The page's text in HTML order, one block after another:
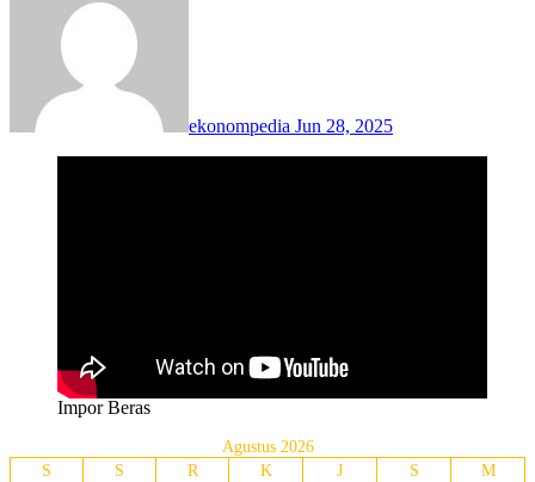
ekonompedia Jun 28, 2025
Impor Beras
Agustus 2026
S
S R K J S
M